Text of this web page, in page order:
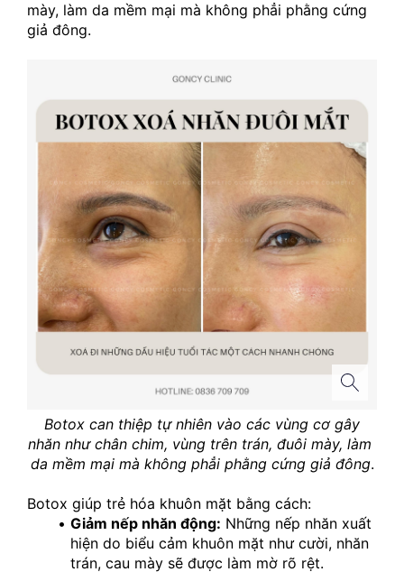
mày, làm da mềm mại mà không phẳi phằng cứng
giả đông.
Botox can thiệp tự nhiên vào các vùng cơ gây
nhăn như chân chim, vùng trên trán, đuôi mày, làm
da mềm mại mà không phẳi phằng cứng giả đông.
Botox giúp trẻ hóa khuôn mặt bằng cách:
Giảm nếp nhăn động: Những nếp nhăn xuất
hiện do biểu cảm khuôn mặt như cười, nhăn
trán, cau mày sẽ được làm mờ rõ rệt.